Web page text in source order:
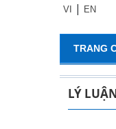
VI | EN
TRANG
LÝ